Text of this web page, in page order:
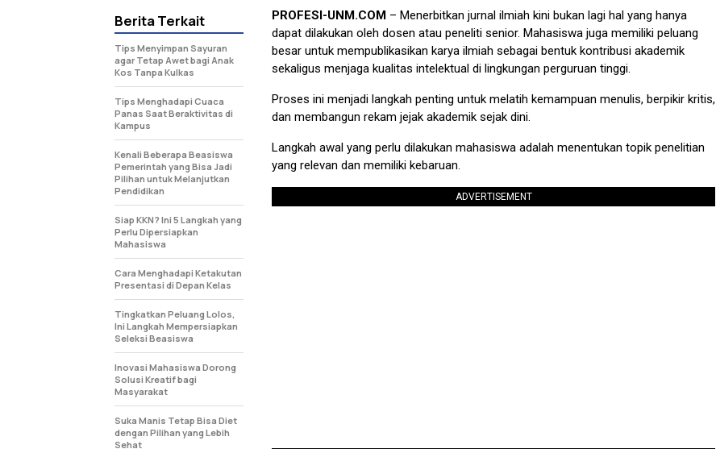
PROFESI-UNM.COM – Menerbitkan jurnal ilmiah kini bukan lagi hal yang hanya
dapat dilakukan oleh dosen atau peneliti senior. Mahasiswa juga memiliki peluang
besar untuk mempublikasikan karya ilmiah sebagai bentuk kontribusi akademik
sekaligus menjaga kualitas intelektual di lingkungan perguruan tinggi.
Proses ini menjadi langkah penting untuk melatih kemampuan menulis, berpikir kritis,
dan membangun rekam jejak akademik sejak dini.
Langkah awal yang perlu dilakukan mahasiswa adalah menentukan topik penelitian
yang relevan dan memiliki kebaruan.
ADVERTISEMENT
Berita Terkait
Tips Menyimpan Sayuran
agar Tetap Awet bagi Anak
Kos Tanpa Kulkas
Tips Menghadapi Cuaca
Panas Saat Beraktivitas di
Kampus
Kenali Beberapa Beasiswa
Pemerintah yang Bisa Jadi
Pilihan untuk Melanjutkan
Pendidikan
Siap KKN? Ini 5 Langkah yang
Perlu Dipersiapkan
Mahasiswa
Cara Menghadapi Ketakutan
Presentasi di Depan Kelas
Tingkatkan Peluang Lolos,
Ini Langkah Mempersiapkan
Seleksi Beasiswa
Inovasi Mahasiswa Dorong
Solusi Kreatif bagi
Masyarakat
Suka Manis Tetap Bisa Diet
dengan Pilihan yang Lebih
Sehat